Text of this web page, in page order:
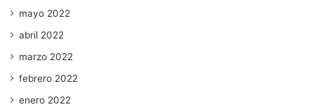
mayo 2022
abril 2022
marzo 2022
febrero 2022
enero 2022